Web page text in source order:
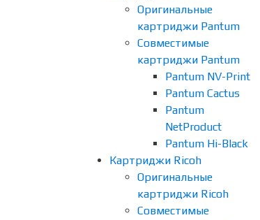
Оригинальные
картриджи Pantum
Совместимые
картриджи Pantum
Pantum NV-Print
Pantum Cactus
Pantum
NetProduct
Pantum Hi-Black
Картриджи Ricoh
Оригинальные
картриджи Ricoh
Совместимые